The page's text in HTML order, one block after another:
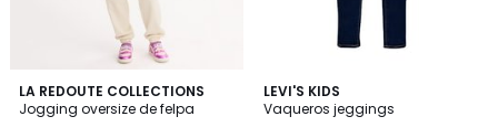
LA REDOUTE COLLECTIONS
Jogging oversize de felpa
4,9
/ 5
7
Colores
LEVI'S KIDS
Vaqueros jeggings
4,5
/ 5